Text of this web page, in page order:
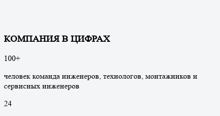
КОМПАНИЯ В ЦИФРАХ
100+
человек команда инженеров, технологов, монтажников и
сервисных инженеров
24